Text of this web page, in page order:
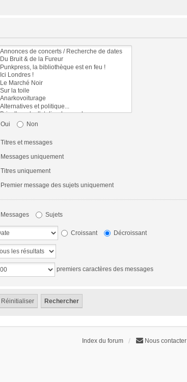
Oui Non
Titres et messages
Messages uniquement
Titres uniquement
Premier message des sujets uniquement
Messages Sujets
Croissant Décroissant
premiers caractères des messages
Index du forum Nous contacter